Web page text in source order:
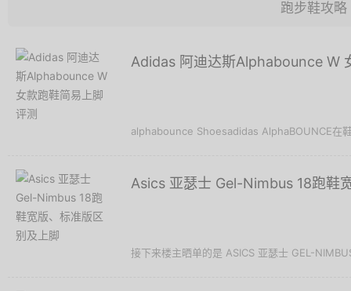
跑步鞋攻略
Adidas 阿迪达斯Alphabounce W
alphabounce Shoesadidas AlphaBOUNCE在
Asics 亚瑟士 Gel-Nimbus 18跑鞋
接下来楼主晒单的是 ASICS 亚瑟士 GEL-